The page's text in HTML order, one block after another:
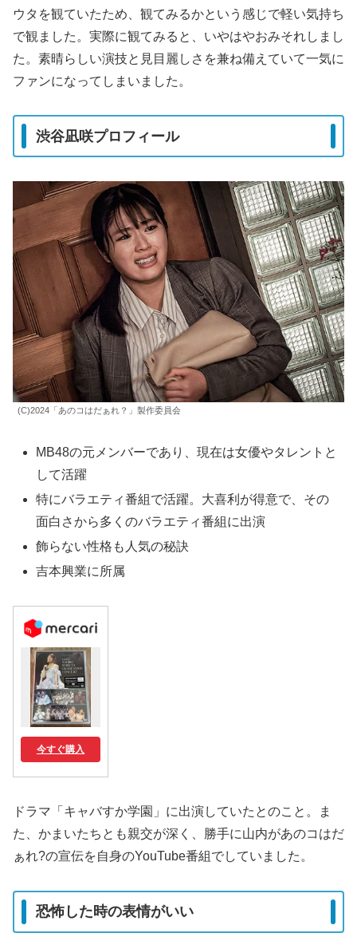
ウタを観ていたため、観てみるかという感じで軽い気持ち
で観ました。実際に観てみると、いやはやおみそれしまし
た。素晴らしい演技と見目麗しさを兼ね備えていて一気に
ファンになってしまいました。
渋谷凪咲プロフィール
(C)2024「あのコはだぁれ？」製作委員会
MB48の元メンバーであり、現在は女優やタレントと
して活躍
特にバラエティ番組で活躍。大喜利が得意で、その
面白さから多くのバラエティ番組に出演
飾らない性格も人気の秘訣
吉本興業に所属
今すぐ購入
ドラマ「キャバすか学園」に出演していたとのこと。ま
た、かまいたちとも親交が深く、勝手に山内があのコはだ
ぁれ?の宣伝を自身のYouTube番組でしていました。
恐怖した時の表情がいい